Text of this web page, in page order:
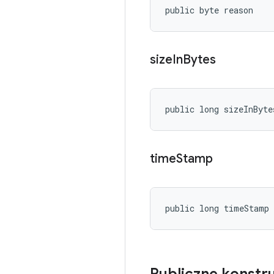
public byte reason
sizeInBytes
public long
timeStamp
public long timeStamp